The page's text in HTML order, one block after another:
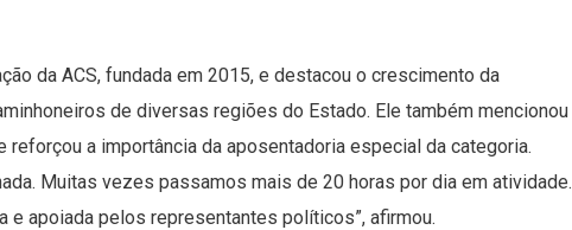
da ACS, fundada em 2015, e destacou o crescimento da
de diversas regiões do Estado. Ele também mencionou
a importância da aposentadoria especial da categoria.
Muitas vezes passamos mais de 20 horas por dia em atividade.
e apoiada pelos representantes políticos”, afirmou.